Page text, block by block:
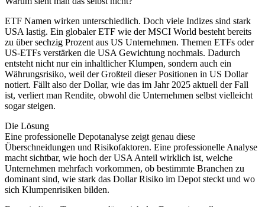
ETF Namen wirken unterschiedlich. Doch viele Indizes sind stark
USA lastig. Ein globaler ETF wie der MSCI World besteht bereits
zu über sechzig Prozent aus US Unternehmen. Themen ETFs oder
US-ETFs verstärken die USA Gewichtung nochmals. Dadurch
entsteht nicht nur ein inhaltlicher Klumpen, sondern auch ein
Währungsrisiko, weil der Großteil dieser Positionen in US Dollar
notiert. Fällt also der Dollar, wie das im Jahr 2025 aktuell der Fall
ist, verliert man Rendite, obwohl die Unternehmen selbst vielleicht
sogar steigen.
Die Lösung
Eine professionelle Depotanalyse zeigt genau diese
Überschneidungen und Risikofaktoren. Eine professionelle Analyse
macht sichtbar, wie hoch der USA Anteil wirklich ist, welche
Unternehmen mehrfach vorkommen, ob bestimmte Branchen zu
dominant sind, wie stark das Dollar Risiko im Depot steckt und wo
sich Klumpenrisiken bilden.